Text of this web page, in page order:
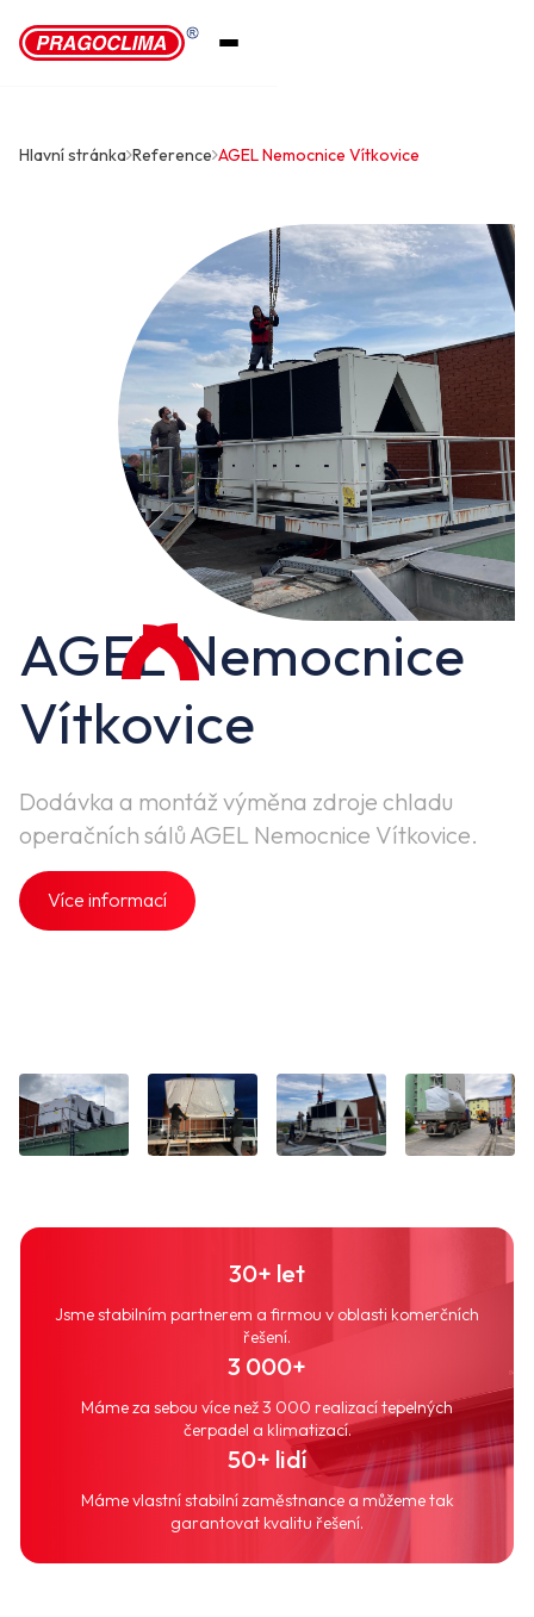
Hlavní stránka Reference AGEL Nemocnice Vítkovice
AGEL Nemocnice
Vítkovice
Dodávka a montáž výměna zdroje chladu
operačních sálů AGEL Nemocnice Vítkovice.
Více informací
30+ let
Jsme stabilním partnerem a firmou v oblasti komerčních
řešení.
3 000+
Máme za sebou více než 3 000 realizací tepelných
čerpadel a klimatizací.
50+ lidí
Máme vlastní stabilní zaměstnance a můžeme tak
garantovat kvalitu řešení.